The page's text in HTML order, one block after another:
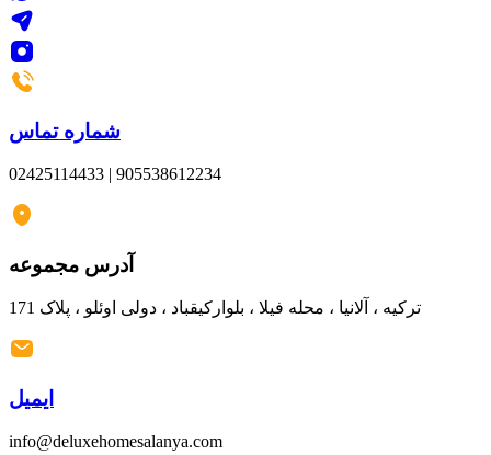
شماره تماس
02425114433 | 905538612234
آدرس مجموعه
ایمیل
info@deluxehomesalanya.com